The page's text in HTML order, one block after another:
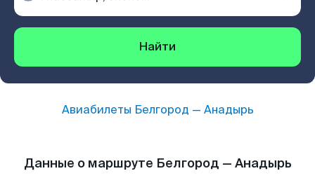
Найти
Авиабилеты Белгород — Анадырь
Данные о маршруте Белгород — Анадырь